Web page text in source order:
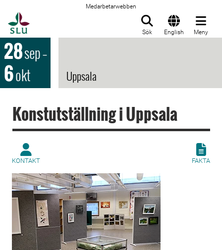
Medarbetarwebben
Sök English Meny
28sep–
6okt Uppsala
Konstutställning i Uppsala
KONTAKT FAKTA